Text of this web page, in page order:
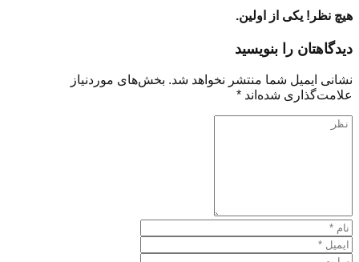
هیچ نظر! یکی از اولین.
دیدگاهتان را بنویسید
نشانی ایمیل شما منتشر نخواهد شد. بخش‌های موردنیاز
علامت‌گذاری شده‌اند *